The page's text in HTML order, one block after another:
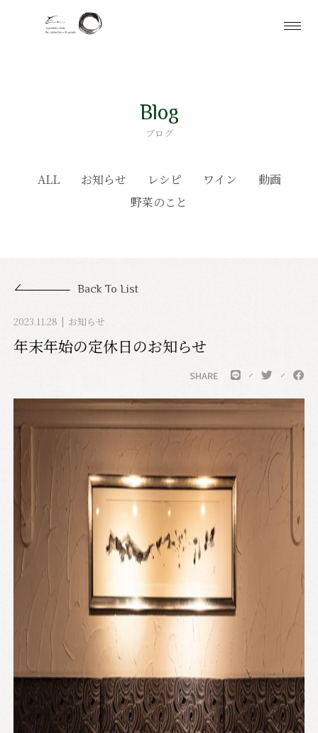
Blog
ブログ
ALL お知らせ レシピ ワイン
動画
野菜のこと
Back To List
2023.11.28 お知らせ
年末年始の定休日のお知らせ
SHARE